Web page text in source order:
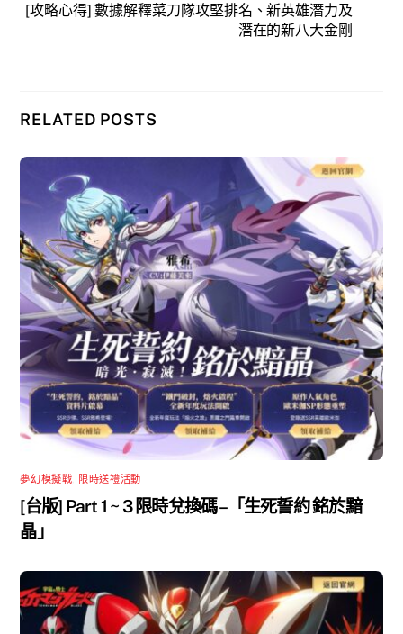
[攻略心得] 數據解釋菜刀隊攻堅排名、新英雄潛力及
潛在的新八大金剛
RELATED POSTS
夢幻模擬戰 限時送禮活動
[台版] Part 1 ~ 3 限時兌換碼 –「生死誓約 銘於黯
晶」